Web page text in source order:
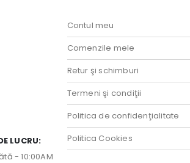
LUCRU:
- 10:00AM
Contul meu
Comenzile mele
Retur şi schimburi
Termeni şi condiţii
Politica de confidenţialitate
Politica Cookies